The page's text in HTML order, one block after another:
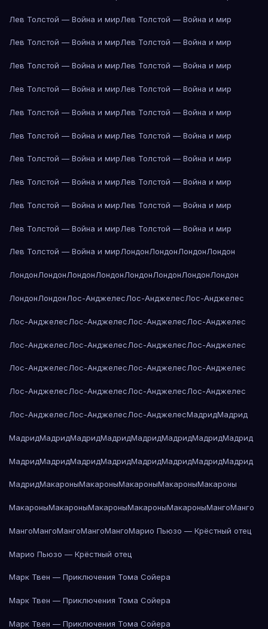
Лев Толстой — Война и мирЛев Толстой — Война и мир
Лев Толстой — Война и мирЛев Толстой — Война и мир
Лев Толстой — Война и мирЛев Толстой — Война и мир
Лев Толстой — Война и мирЛев Толстой — Война и мир
Лев Толстой — Война и мирЛев Толстой — Война и мир
Лев Толстой — Война и мирЛев Толстой — Война и мир
Лев Толстой — Война и мирЛев Толстой — Война и мир
Лев Толстой — Война и мирЛев Толстой — Война и мир
Лев Толстой — Война и мирЛев Толстой — Война и мир
Лев Толстой — Война и мирЛев Толстой — Война и мир
Лев Толстой — Война и мирЛондонЛондонЛондонЛондон
ЛондонЛондонЛондонЛондонЛондонЛондонЛондонЛондон
ЛондонЛондонЛос-АнджелесЛос-АнджелесЛос-Анджелес
Лос-АнджелесЛос-АнджелесЛос-АнджелесЛос-Анджелес
Лос-АнджелесЛос-АнджелесЛос-АнджелесЛос-Анджелес
Лос-АнджелесЛос-АнджелесЛос-АнджелесЛос-Анджелес
Лос-АнджелесЛос-АнджелесЛос-АнджелесЛос-Анджелес
Лос-АнджелесЛос-АнджелесЛос-АнджелесМадридМадрид
МадридМадридМадридМадридМадридМадридМадридМадрид
МадридМадридМадридМадридМадридМадридМадридМадрид
МадридМакароныМакароныМакароныМакароныМакароны
МакароныМакароныМакароныМакароныМакароныМангоМанго
МангоМангоМангоМангоМангоМарио Пьюзо — Крёстный отец
Марио Пьюзо — Крёстный отец
Марк Твен — Приключения Тома Сойера
Марк Твен — Приключения Тома Сойера
Марк Твен — Приключения Тома Сойера